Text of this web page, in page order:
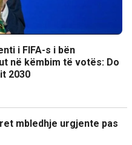
i FIFA-s i bën
në këmbim të votës: Do
2030
mbledhje urgjente pas